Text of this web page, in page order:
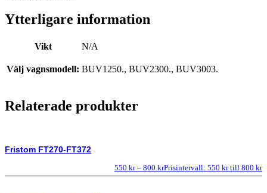
Ytterligare information
Vikt N/A
Välj vagnsmodell: BUV1250., BUV2300., BUV3003.
Relaterade produkter
Fristom FT270-FT372
550 kr – 800 krPrisintervall: 550 kr till 800 kr